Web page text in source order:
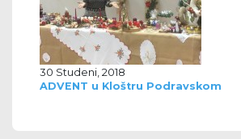
30 Studeni, 2018
ADVENT u Kloštru Podravskom